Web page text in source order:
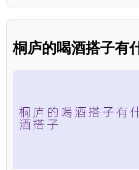
桐庐的喝酒搭子有